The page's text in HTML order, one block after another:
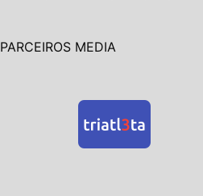
PARCEIROS MEDIA